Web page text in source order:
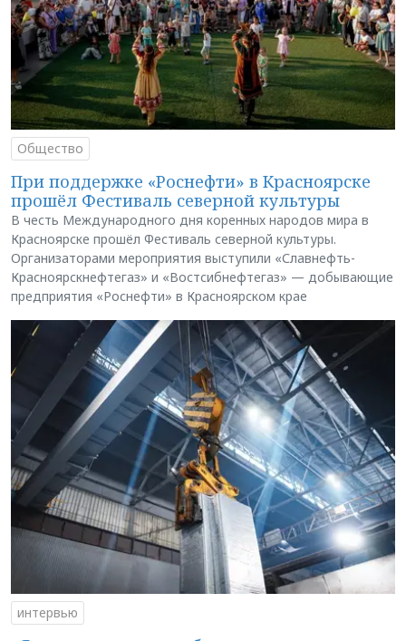
Общество
При поддержке «Роснефти» в Красноярске
прошёл Фестиваль северной культуры
В честь Международного дня коренных народов мира в
Красноярске прошёл Фестиваль северной культуры.
Организаторами мероприятия выступили «Славнефть-
Красноярскнефтегаз» и «Востсибнефтегаз» — добывающие
предприятия «Роснефти» в Красноярском крае
интервью